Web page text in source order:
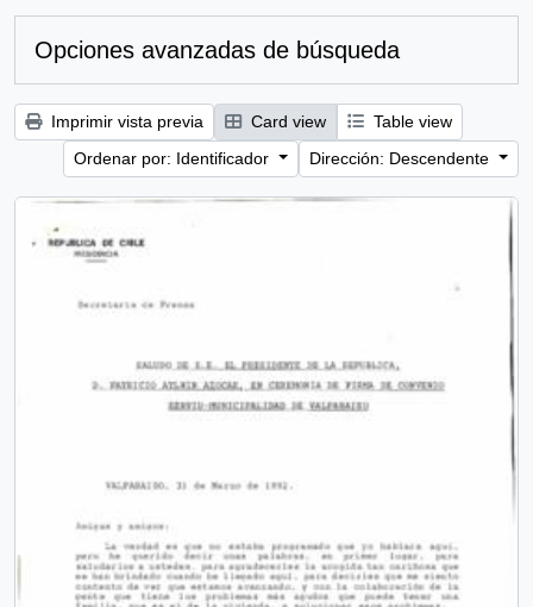
Opciones avanzadas de búsqueda
Imprimir vista previa Card view
Table view
Ordenar por: Identificador
Dirección: Descendente